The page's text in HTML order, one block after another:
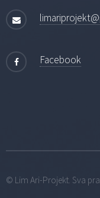
Facebook
© Lim Ari-Projekt. Sva